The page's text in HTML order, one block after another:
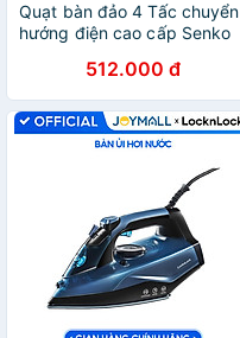
Quạt bàn đảo 4 Tấc chuyển
hướng điện cao cấp Senko
)- Giao màu ngẫu nhiên
512.000 đ